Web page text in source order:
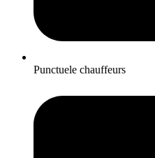
Punctuele chauffeurs